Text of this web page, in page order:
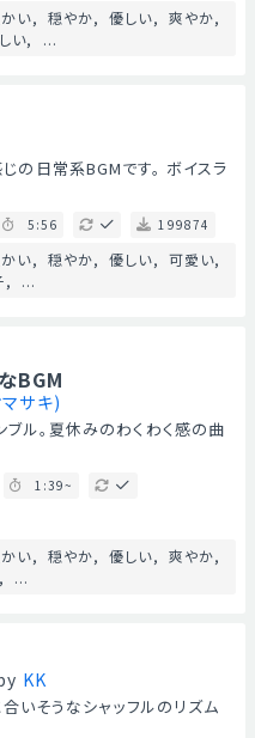
い 穏やか 優しい
爽やか
い ...
の日常系BGMです。 ボイスラ
5:56 199874
い 穏やか 優しい
可愛い
...
BGM
サキ)
ル。夏休みのわくわく感の曲
1:39~
い 穏やか 優しい
爽やか
...
KK
いそうなシャッフルのリズム